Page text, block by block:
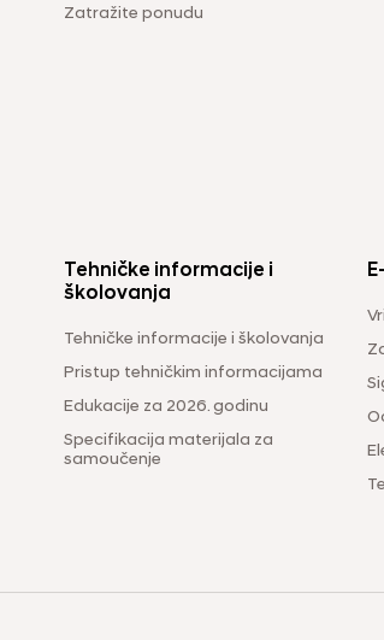
Zatražite ponudu
Tehničke informacije i
školovanja
Tehničke informacije i školovanja
Pristup tehničkim informacijama
Edukacije za 2026. godinu
Specifikacija materijala za
samoučenje